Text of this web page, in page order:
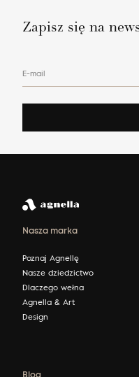
Zapisz się na
E-mail
Nasza marka
Poznaj Agnellę
Nasze dziedzictwo
Dlaczego wełna
Agnella & Art
Design